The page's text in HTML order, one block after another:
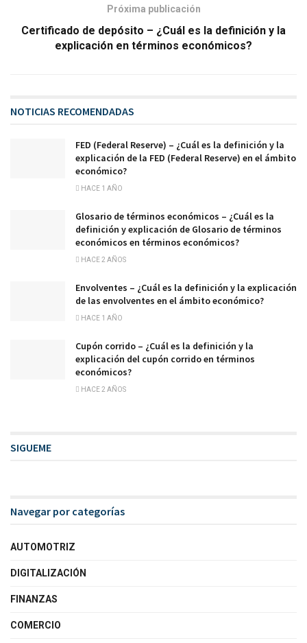
Próxima publicación
Certificado de depósito – ¿Cuál es la definición y la
explicación en términos económicos?
NOTICIAS RECOMENDADAS
FED (Federal Reserve) – ¿Cuál es la definición y la
explicación de la FED (Federal Reserve) en el ámbito
económico?
HACE 1 AÑO
Glosario de términos económicos – ¿Cuál es la
definición y explicación de Glosario de términos
económicos en términos económicos?
HACE 2 AÑOS
Envolventes – ¿Cuál es la definición y la explicación
de las envolventes en el ámbito económico?
HACE 1 AÑO
Cupón corrido – ¿Cuál es la definición y la
explicación del cupón corrido en términos
económicos?
HACE 2 AÑOS
SIGUEME
Navegar por categorías
AUTOMOTRIZ
DIGITALIZACIÓN
FINANZAS
COMERCIO